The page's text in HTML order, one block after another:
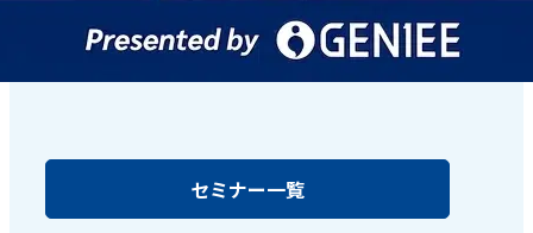
セミナー一覧